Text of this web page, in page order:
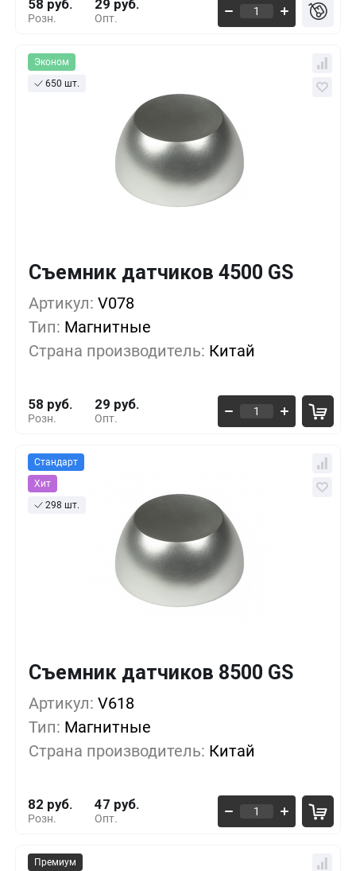
Розн.
58 руб.
Опт.
29 руб.
Эконом
650 шт.
Съемник датчиков 4500 GS
Артикул: V078
Тип: Магнитные
Страна производитель: Китай
Розн.
58 руб.
Опт.
29 руб.
Кол-во Выгода За 1 шт.
1+ 0%
10+ -15%
50+ -37%
Стандарт
Хит
298 шт.
Съемник датчиков 8500 GS
Артикул: V618
Тип: Магнитные
Страна производитель: Китай
Розн.
82 руб.
Опт.
47 руб.
Кол-во Выгода За 1 шт.
1+ 0%
10+ -10%
50+ -32%
Премиум